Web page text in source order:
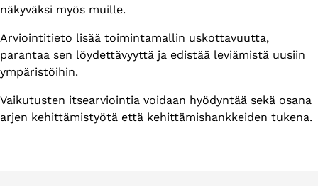
näkyväksi myös muille.
Arviointitieto lisää toimintamallin uskottavuutta,
parantaa sen löydettävyyttä ja edistää leviämistä uusiin
ympäristöihin.
Vaikutusten itsearviointia voidaan hyödyntää sekä osana
arjen kehittämistyötä että kehittämishankkeiden tukena.